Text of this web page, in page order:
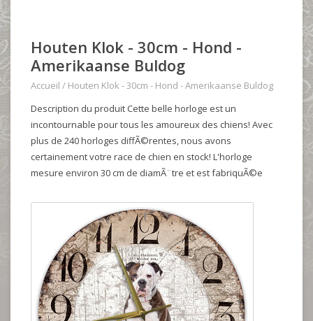
Houten Klok - 30cm - Hond -
Amerikaanse Buldog
Accueil / Houten Klok - 30cm - Hond - Amerikaanse Buldog
Description du produit Cette belle horloge est un
incontournable pour tous les amoureux des chiens! Avec
plus de 240 horloges diffÃ©rentes, nous avons
certainement votre race de chien en stock! L'horloge
mesure environ 30 cm de diamÃ¨tre et est fabriquÃ©e